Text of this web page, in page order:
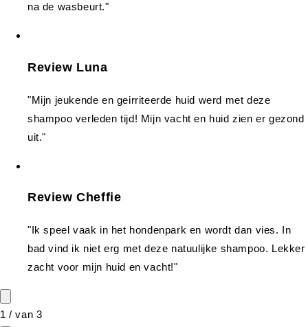
na de wasbeurt."
Review Luna
"Mijn jeukende en geirriteerde huid werd met deze
shampoo verleden tijd! Mijn vacht en huid zien er gezond
uit."
Review Cheffie
"Ik speel vaak in het hondenpark en wordt dan vies. In
bad vind ik niet erg met deze natuulijke shampoo. Lekker
zacht voor mijn huid en vacht!"
1 /van 3